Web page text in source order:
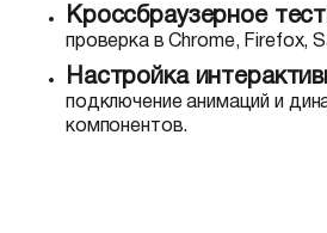
Кроссбраузерное
проверка в Chrome, Firefox,
Настройка
подключение анимаций и
компонентов.